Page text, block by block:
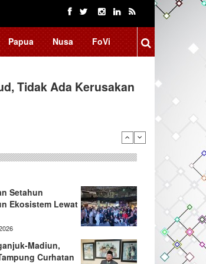
Papua Nusa FoVi
Tidak Ada Kerusakan
Setahun
Ekosistem Lewat
Madiun,
Curhatan